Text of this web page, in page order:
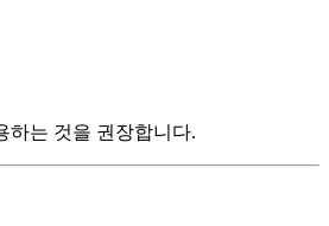
하는 것을 권장합니다.